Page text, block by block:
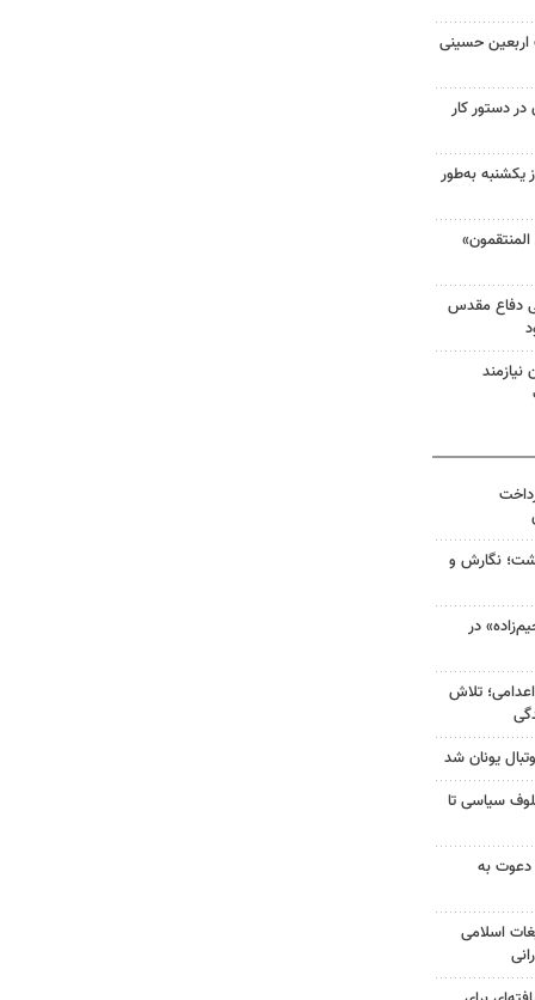
اربعین حسینی
دستور کار
یکشنبه به‌طور
دفاع مقدس
نگارش و
در
تلاش
یونان شد
سیاسی تا
دعوت به
اسلامی